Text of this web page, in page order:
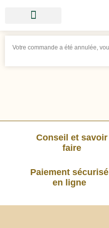
Votre commande a été annulée,
Conseil et savoir
faire
Paiement sécurisé
en ligne